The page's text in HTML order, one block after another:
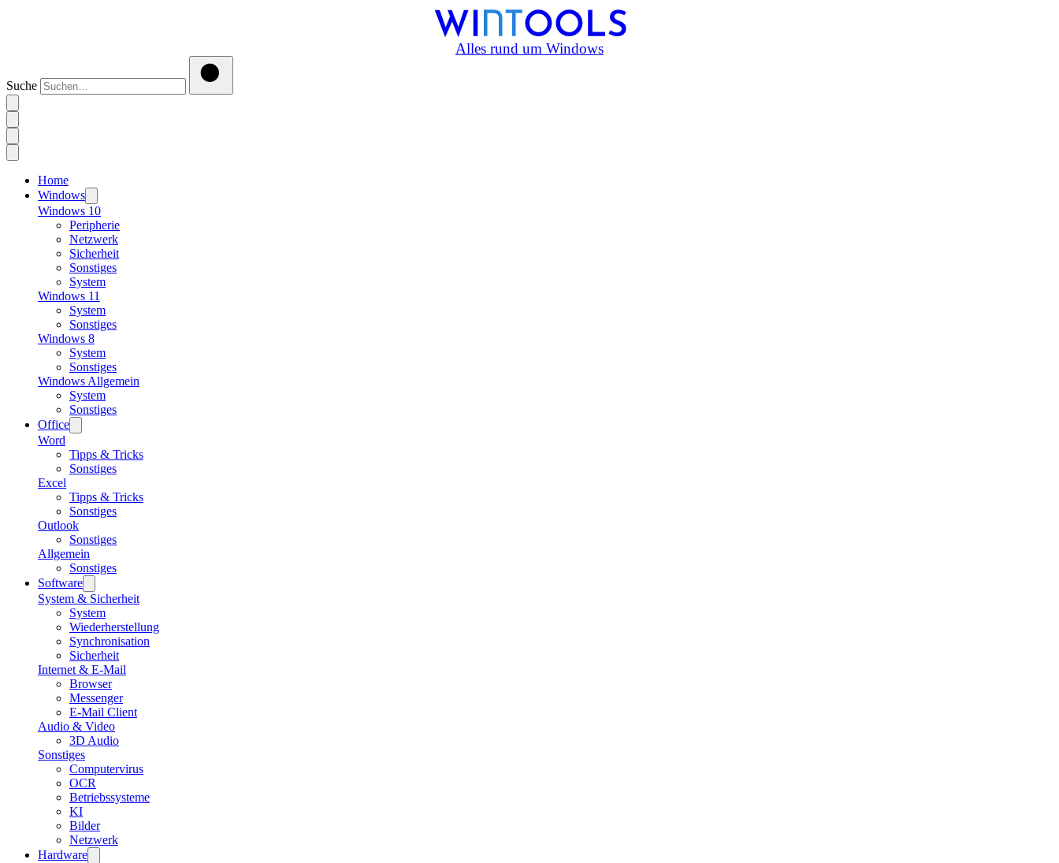
Alles rund um Windows
Suche
Home
Windows
Windows 10
Peripherie
Netzwerk
Sicherheit
Sonstiges
System
Windows 11
System
Sonstiges
Windows 8
System
Sonstiges
Windows Allgemein
System
Sonstiges
Office
Word
Tipps & Tricks
Sonstiges
Excel
Tipps & Tricks
Sonstiges
Outlook
Sonstiges
Allgemein
Sonstiges
Software
System & Sicherheit
System
Wiederherstellung
Synchronisation
Sicherheit
Internet & E-Mail
Browser
Messenger
E-Mail Client
Audio & Video
3D Audio
Sonstiges
Computervirus
OCR
Betriebssysteme
KI
Bilder
Netzwerk
Hardware